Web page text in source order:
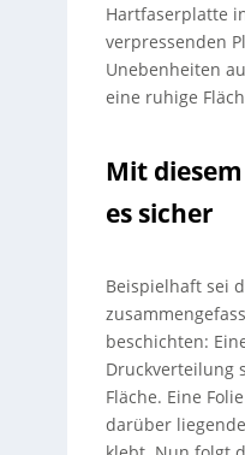
Hartfaserplatte
verpressenden
Unebenheiten
eine ruhige
Mit
es sicher
Beispielhaft sei
beschichten:
Druckverteilung
Fläche. Eine
darüber